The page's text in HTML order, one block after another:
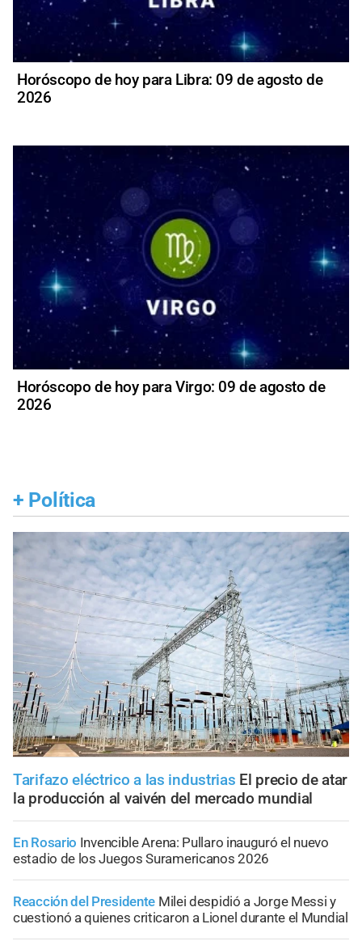
Horóscopo de hoy para Libra: 09 de agosto de
2026
Horóscopo de hoy para Virgo: 09 de agosto de
2026
+ Política
Tarifazo eléctrico a las industrias El precio de atar
la producción al vaivén del mercado mundial
En Rosario Invencible Arena: Pullaro inauguró el nuevo
estadio de los Juegos Suramericanos 2026
Reacción del Presidente Milei despidió a Jorge Messi y
cuestionó a quienes criticaron a Lionel durante el Mundial